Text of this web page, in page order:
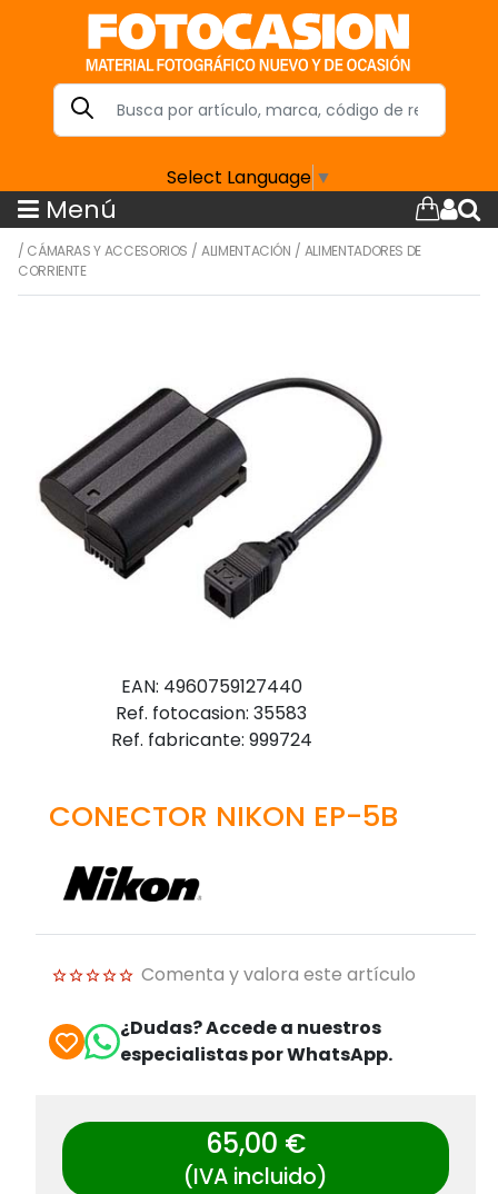
Select Language ▼
Menú
/ CÁMARAS Y ACCESORIOS /ALIMENTACIÓN / ALIMENTADORES DE
CORRIENTE
EAN: 4960759127440
Ref. fotocasion: 35583
Ref. fabricante: 999724
CONECTOR NIKON EP-5B
Comenta y valora este artículo
¿Dudas? Accede a nuestros
especialistas por WhatsApp.
65,00 €
(IVA incluido)